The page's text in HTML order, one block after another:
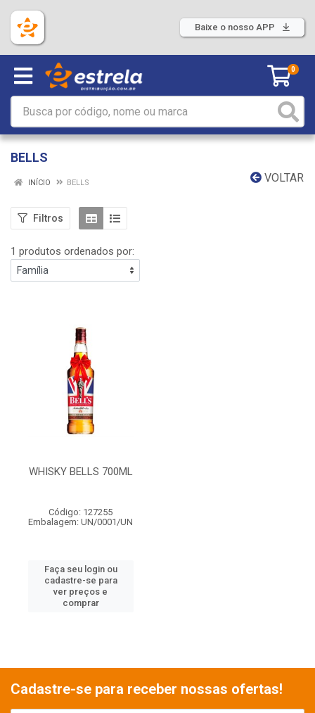
Baixe o nosso APP
0
BELLS
VOLTAR
INÍCIO BELLS
Filtros
1 produtos ordenados por:
WHISKY BELLS 700ML
Código: 127255
Embalagem: UN/0001/UN
Faça seu login ou
cadastre-se para
ver preços e
comprar
Cadastre-se para receber nossas ofertas!